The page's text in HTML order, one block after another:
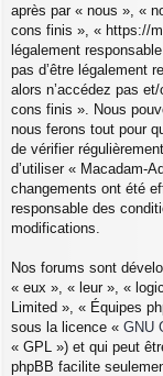
après par « nous », «
cons finis », « https://
légalement
pas d’être légalement
alors n’accédez pas
cons finis ». Nous
nous ferons tout pour
de vérifier
d’utiliser « Macadam-
changements ont été
responsable des
modifications.
Nos forums sont
« eux », « leur », «
Limited », « Équipes
sous la licence « GNU
« GPL ») et qui peut
phpBB facilite